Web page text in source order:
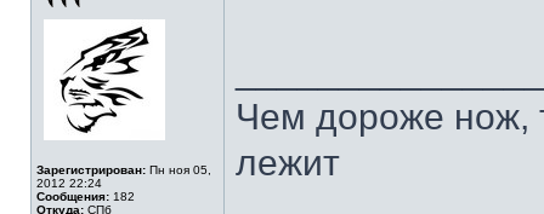
Зарегистрирован: Пн ноя 05,
2012 22:24
Сообщения: 182
Откуда: СПб
Чем дороже нож,
лежит